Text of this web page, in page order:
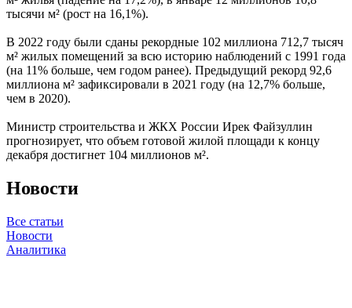
тысячи м² (рост на 16,1%).
В 2022 году были сданы рекордные 102 миллиона 712,7 тысяч
м² жилых помещений за всю историю наблюдений с 1991 года
(на 11% больше, чем годом ранее). Предыдущий рекорд 92,6
миллиона м² зафиксировали в 2021 году (на 12,7% больше,
чем в 2020).
Министр строительства и ЖКХ России Ирек Файзуллин
прогнозирует, что объем готовой жилой площади к концу
декабря достигнет 104 миллионов м².
Новости
Все статьи
Новости
Аналитика